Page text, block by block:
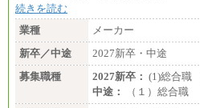
川口 ：時給1,150円～
大阪 ：時給1,177円～
佐世保：時給1,035円～
沖縄 ：時給1,025円～
※給与は実務経験・職
ます
※交通費：月5万円まで
続きを読む
業種
メーカー
新卒／中途
2027新卒・中途
募集職種
2027新卒： (1)総合
中途：
（１）総合職